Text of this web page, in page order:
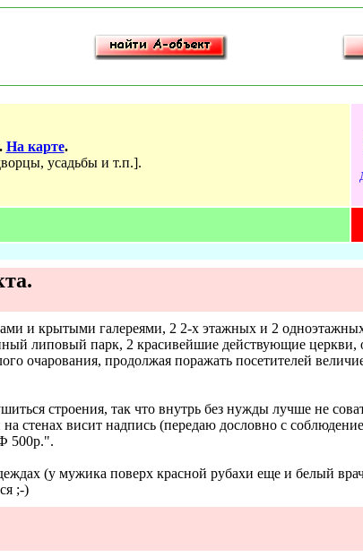
На карте.
усадьбы и т.п.].
и крытыми галереями, 2 2-х этажных и 2
липовый парк, 2 красивейшие действующие
очарования, продолжая поражать посетителей
строения, так что внутрь без нужды лучше не
стенах висит надпись (передаю дословно с
500р.".
(у мужика поверх красной рубахи еще и белый
;-)